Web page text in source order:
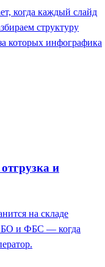
когда каждый слайд
структуру
которых инфографика
и
на складе
и ФБС — когда